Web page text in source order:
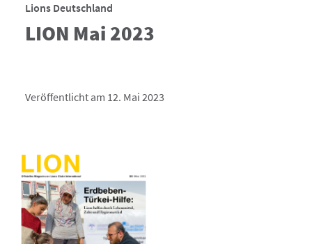
Lions Deutschland
LION Mai 2023
Veröffentlicht am 12. Mai 2023